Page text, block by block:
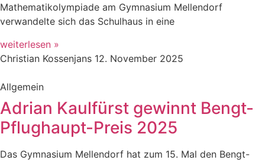
Mathematikolympiade am Gymnasium Mellendorf
verwandelte sich das Schulhaus in eine
weiterlesen »
Christian Kossenjans 12. November 2025
Allgemein
Adrian Kaulfürst gewinnt Bengt-
Pflughaupt-Preis 2025
Das Gymnasium Mellendorf hat zum 15. Mal den Bengt-